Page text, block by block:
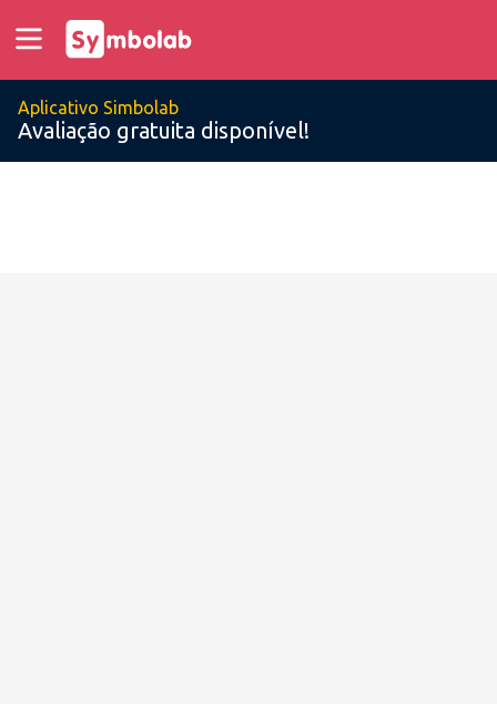
Aplicativo Simbolab
Avaliação gratuita disponível!